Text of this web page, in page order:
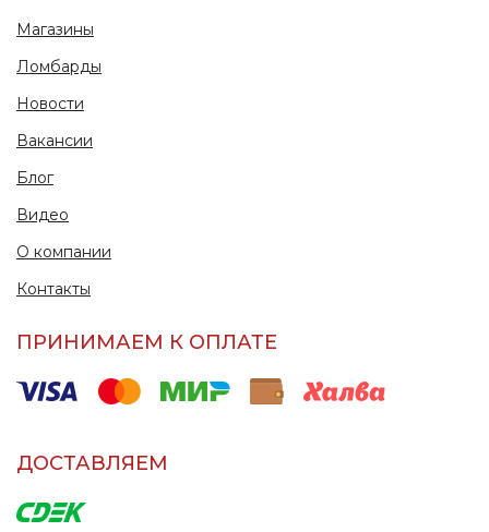
Магазины
Ломбарды
Новости
Вакансии
Блог
Видео
О компании
Контакты
ПРИНИМАЕМ К ОПЛАТЕ
ДОСТАВЛЯЕМ